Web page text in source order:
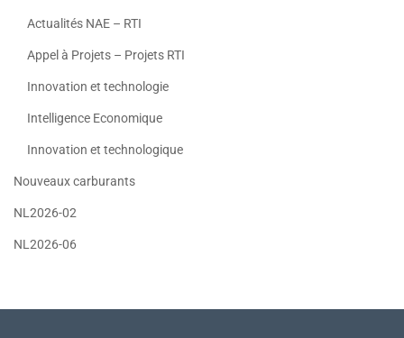
Actualités NAE – RTI
Appel à Projets – Projets RTI
Innovation et technologie
Intelligence Economique
Innovation et technologique
Nouveaux carburants
NL2026-02
NL2026-06